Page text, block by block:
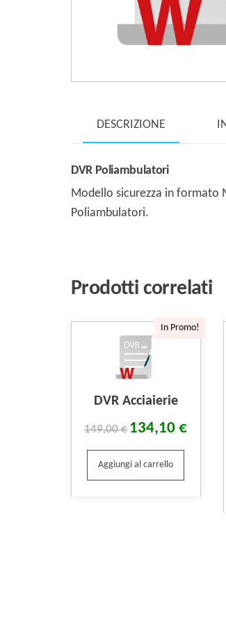
DESCRIZIONE
DVR Poliambulatori
Modello sicurezza in formato
Poliambulatori.
Prodotti correlati
In Promo!
DVR Acciaierie
149,00€ 134,10€
Aggiungi al carrello